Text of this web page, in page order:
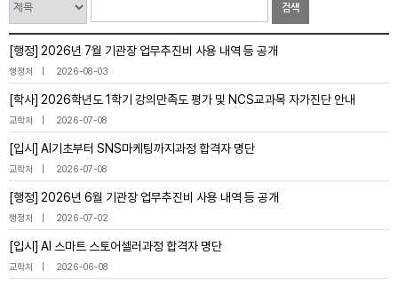
검색
[행정] 2026년 7월 기관장 업무추진비 사용 내역 등 공개
행정처 2026-08-03
[학사] 2026학년도 1학기 강의만족도 평가 및 NCS교과목 자가진단 안내
교학처 2026-07-08
[입시] AI기초부터 SNS마케팅까지과정 합격자 명단
교학처 2026-07-08
[행정] 2026년 6월 기관장 업무추진비 사용 내역 등 공개
행정처 2026-07-02
[입시] AI 스마트 스토어셀러과정 합격자 명단
교학처 2026-06-08